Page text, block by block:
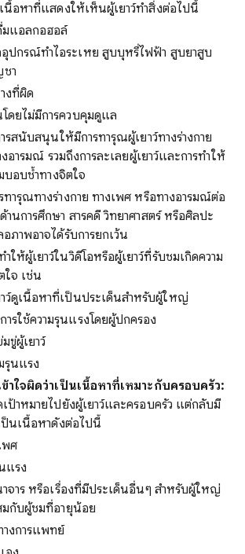
นื้อหาที่แสดงให้เห็นผู้เยาว์ทำสิ่งต่อไปนี้
มแอลกอฮอล์
อุปกรณ์ทำไอระเหย สูบบุหรี่ไฟฟ้า สูบยาสูบ
า
งที่ผิด
ดยไม่มีการควบคุมดูแล
รสนับสนุนให้มีการทารุณผู้เยาว์ทางร่างกาย
อารมณ์ รวมถึงการละเลยผู้เยาว์และการทำให้
บอบช้ำทางจิตใจ
ทารุณทางร่างกาย ทางเพศ หรือทางอารมณ์ต่อ
านการศึกษา สารคดี วิทยาศาสตร์ หรือศิลปะ
ภาพอาจได้รับการยกเว้น
ให้ผู้เยาว์ในวิดีโอหรือผู้เยาว์ที่รับชมเกิดความ
ใจ เช่น
าว์ดูเนื้อหาที่เป็นประเด็นสำหรับผู้ใหญ่
ารใช้ความรุนแรงโดยผู้ปกครอง
ขู่ผู้เยาว์
รุนแรง
าใจผิดว่าเป็นเนื้อหาที่เหมาะกับครอบครัว:
ป้าหมายไปยังผู้เยาว์และครอบครัว แต่กลับมี
นเนื้อหาดังต่อไปนี้
พศ
แรง
าจาร หรือเรื่องที่มีประเด็นอื่นๆ สำหรับผู้ใหญ่
มกับผู้ชมที่อายุน้อย
างการแพทย์